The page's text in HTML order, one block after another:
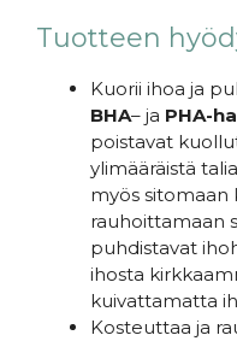
Tuotteen
Kuorii ihoa ja
BHA– ja PHA-
poistavat
ylimääräistä
myös sitomaan
rauhoittamaan
puhdistavat
ihosta
kuivattamatta
Kosteuttaa ja